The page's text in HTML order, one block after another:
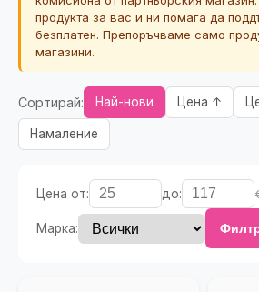
продукта за вас и ни помага да
безплатен. Препоръчваме само
магазини.
Сортирай: Най-нови Цена ↑
Намаление
Цена от: до:
Марка: